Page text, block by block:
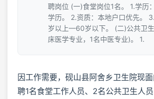
聘岗位 (一)食堂岗位1名。 1.学历
学历。 2.资质：本地户口优先。
岁以上—60岁以下。 (二)公共卫
床医学专业，1名中医专业)。 1.
因工作需要，砚山县阿舍乡卫生院现
聘1名食堂工作人员、2名公共卫生人